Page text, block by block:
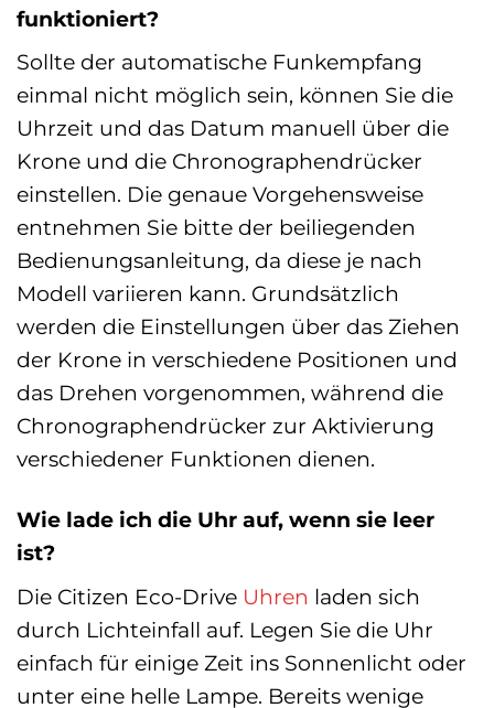
funktioniert?
Sollte der automatische Funkempfang
einmal nicht möglich sein, können Sie die
Uhrzeit und das Datum manuell über die
Krone und die Chronographendrücker
einstellen. Die genaue Vorgehensweise
entnehmen Sie bitte der beiliegenden
Bedienungsanleitung, da diese je nach
Modell variieren kann. Grundsätzlich
werden die Einstellungen über das Ziehen
der Krone in verschiedene Positionen und
das Drehen vorgenommen, während die
Chronographendrücker zur Aktivierung
verschiedener Funktionen dienen.
Wie lade ich die Uhr auf, wenn sie leer
ist?
Die Citizen Eco-Drive Uhren laden sich
durch Lichteinfall auf. Legen Sie die Uhr
einfach für einige Zeit ins Sonnenlicht oder
unter eine helle Lampe. Bereits wenige